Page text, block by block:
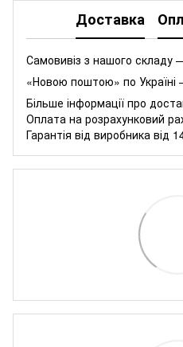
Доставка
Самовивіз з нашого складу
«Новою поштою» по Україні
Більше інформації про
Оплата на розрахунковий
Гарантія від виробника від